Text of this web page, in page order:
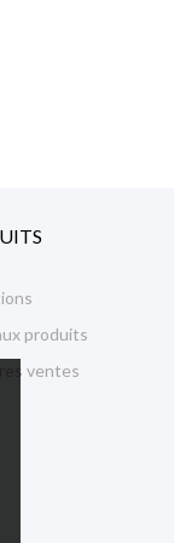
produits
ventes